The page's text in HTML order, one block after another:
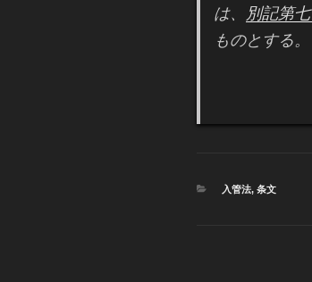
は、 別記第
ものとする。
カ
入管法, 条文